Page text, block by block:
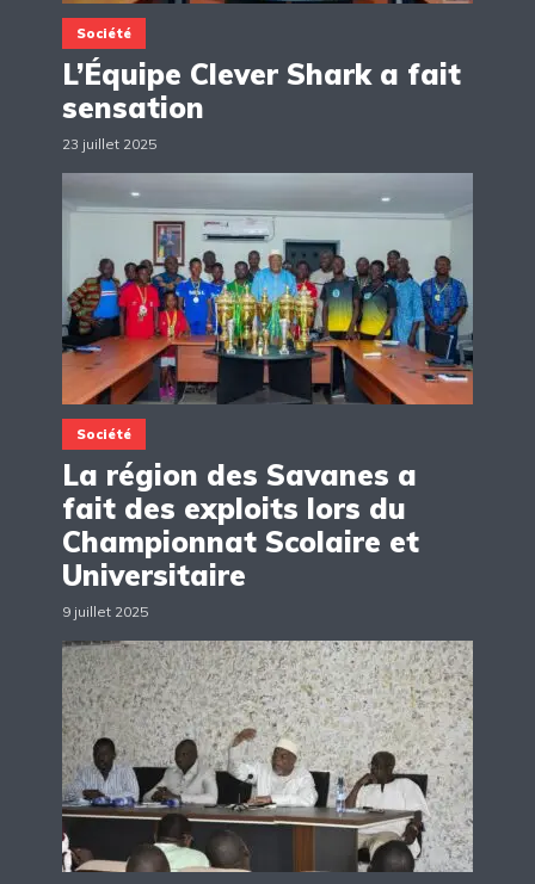
Société
L’Équipe Clever Shark a fait
sensation
23 juillet 2025
Société
La région des Savanes a
fait des exploits lors du
Championnat Scolaire et
Universitaire
9 juillet 2025